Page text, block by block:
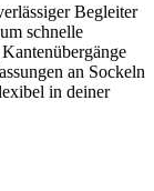
Begleiter
schnelle
an Sockeln
in deiner